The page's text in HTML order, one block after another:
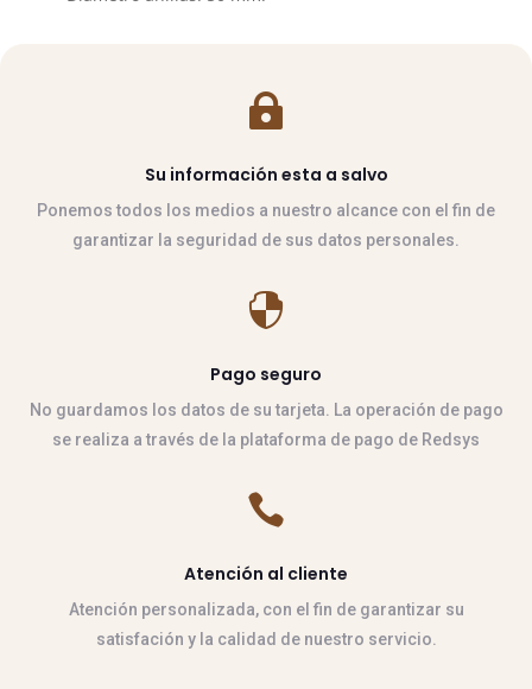

Su información esta a salvo
Ponemos todos los medios a nuestro alcance con el fin de
garantizar la seguridad de sus datos personales.

Pago seguro
No guardamos los datos de su tarjeta. La operación de pago
se realiza a través de la plataforma de pago de Redsys

Atención al cliente
Atención personalizada, con el fin de garantizar su
satisfación y la calidad de nuestro servicio.